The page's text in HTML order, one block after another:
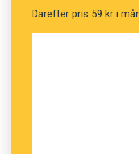
Därefter pris 59 kr i